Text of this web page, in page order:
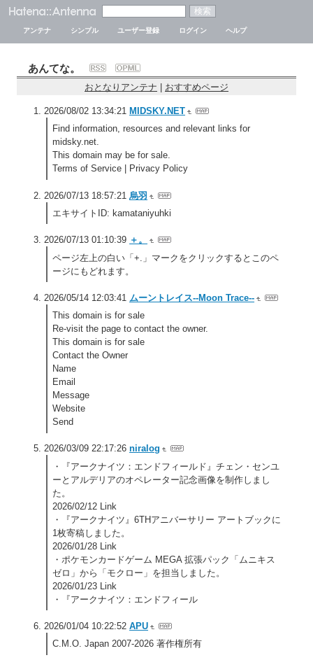
アンテナ シンプル ユーザー登録 ログイン ヘルプ
あんてな。
おとなりアンテナ | おすすめページ
2026/08/02 13:34:21 MIDSKY.NET
Find information, resources and relevant links for
midsky.net.
This domain may be for sale.
Terms of Service | Privacy Policy
2026/07/13 18:57:21 烏羽
エキサイトID: kamataniyuhki
2026/07/13 01:10:39 ＋。
ページ左上の白い「+.」マークをクリックするとこのペ
ージにもどれます。
2026/05/14 12:03:41 ムーントレイス--Moon Trace--
This domain is for sale
Re-visit the page to contact the owner.
This domain is for sale
Contact the Owner
Name
Email
Message
Website
Send
2026/03/09 22:17:26 niralog
・『アークナイツ：エンドフィールド』チェン・センユ
ーとアルデリアのオペレーター記念画像を制作しまし
た。
2026/02/12 Link
・『アークナイツ』6THアニバーサリー アートブックに
1枚寄稿しました。
2026/01/28 Link
・ポケモンカードゲーム MEGA 拡張パック「ムニキス
ゼロ」から「モクロー」を担当しました。
2026/01/23 Link
・『アークナイツ：エンドフィール
2026/01/04 10:22:52 APU
C.M.O. Japan 2007-2026 著作権所有